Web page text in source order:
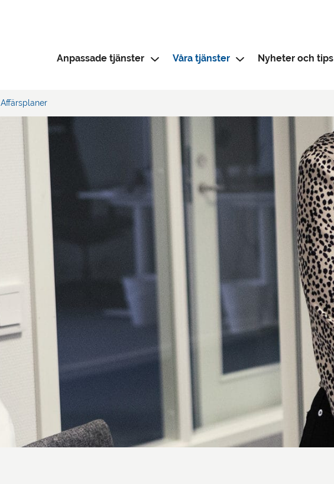
Anpassade tjänster Våra tjänster Nyheter och tips
Affärsplaner